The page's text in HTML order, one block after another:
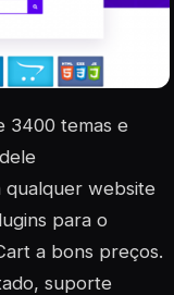
3400 temas e
qualquer website
para o
a bons preços.
suporte